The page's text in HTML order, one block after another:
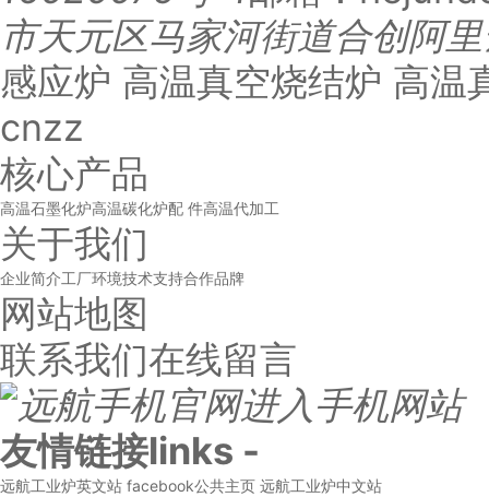
市天元区马家河街道合创阿
感应炉 高温真空烧结炉 高温
cnzz
核心产品
高温石墨化炉高温碳化炉配 件高温代加工
关于我们
企业简介工厂环境技术支持合作品牌
网站地图
联系我们在线留言
进入手机网站
友情链接links -
远航工业炉英文站 facebook公共主页 远航工业炉中文站